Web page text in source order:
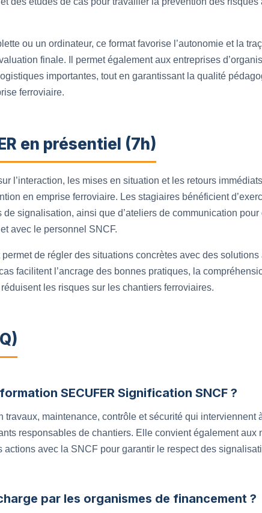
ou un ordinateur, ce format favorise l’autonomie et la
finale. Il permet également aux entreprises
importantes, tout en garantissant la qualité
ferroviaire.
en présentiel (7h)
l’interaction, les mises en situation et les retours
en emprise ferroviaire. Les stagiaires bénéficient
de signalisation, ainsi que d’ateliers de communication
avec le personnel SNCF.
de régler des situations concrètes avec des
facilitent l’ancrage des bonnes pratiques, la
les risques sur les chantiers ferroviaires.
SECUFER Signification SNCF ?
travaux, maintenance, contrôle et sécurité qui interviennent
responsables de chantiers. Elle convient également aux
avec la SNCF pour garantir le respect des
par les organismes de financement ?